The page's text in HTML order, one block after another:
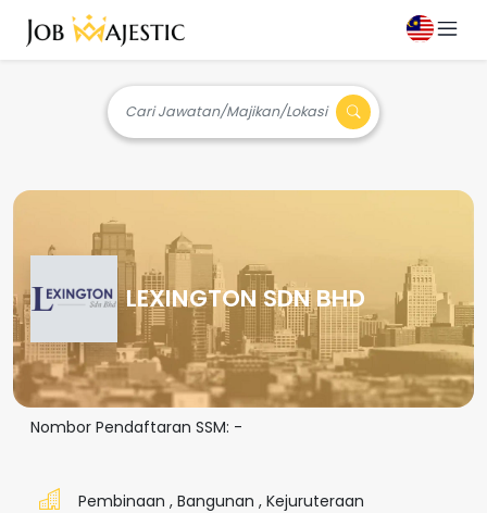
Cari Jawatan/Majikan/Lokasi
LEXINGTON SDN BHD
Nombor Pendaftaran SSM: -
Pembinaan , Bangunan , Kejuruteraan